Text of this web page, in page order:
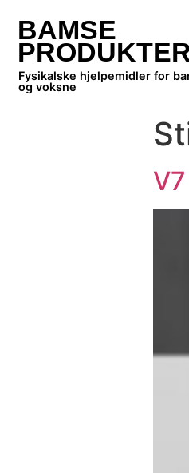
BAMSE
PRODUKTER
Fysikalske hjelpemidler for
og voksne